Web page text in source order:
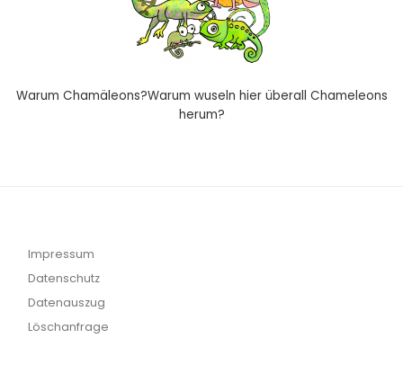
Warum Chamäleons?Warum wuseln hier überall Chameleons
herum?
Impressum
Datenschutz
Datenauszug
Löschanfrage